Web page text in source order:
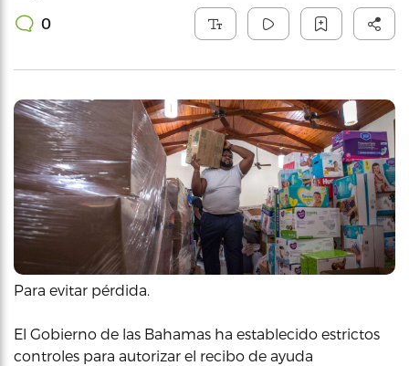
0
Para evitar pérdida.
El Gobierno de las Bahamas ha establecido estrictos
controles para autorizar el recibo de ayuda